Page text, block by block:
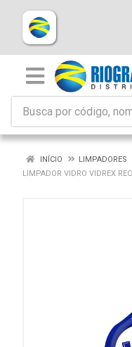
INÍCIO LIMPADORES
LIMPADOR VIDRO VIDREX